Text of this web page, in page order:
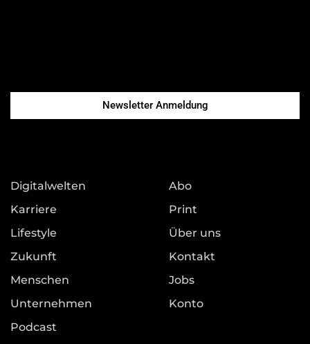
Newsletter Anmeldung
Digitalwelten
Karriere
Lifestyle
Zukunft
Menschen
Unternehmen
Podcast
Abo
Print
Über uns
Kontakt
Jobs
Konto